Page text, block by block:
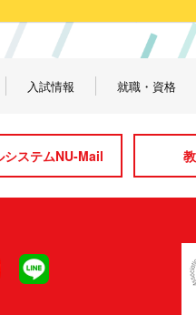
入試情報 就職・資格
システムNU-Mail